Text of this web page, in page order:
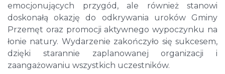
emocjonujących przygód, ale również stanowi
doskonałą okazję do odkrywania uroków Gminy
Przemęt oraz promocji aktywnego wypoczynku na
łonie natury. Wydarzenie zakończyło się sukcesem,
dzięki starannie zaplanowanej organizacji i
zaangażowaniu wszystkich uczestników.